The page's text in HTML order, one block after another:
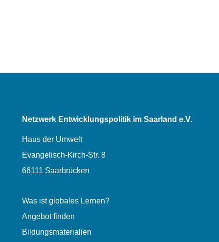
Netzwerk Entwicklungspolitik im Saarland e.V.
Haus der Umwelt
Evangelisch-Kirch-Str. 8
66111 Saarbrücken
Was ist globales Lernen?
Angebot finden
Bildungsmaterialien